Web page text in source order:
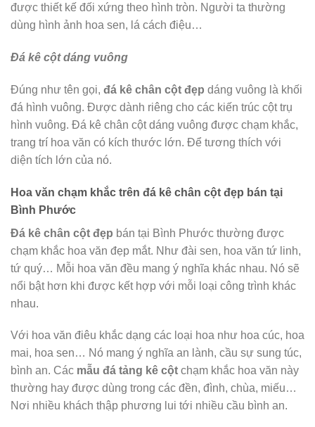
được thiết kế đối xứng theo hình tròn. Người ta thường
dùng hình ảnh hoa sen, lá cách điệu…
Đá kê cột dáng vuông
Đúng như tên gọi, đá kê chân cột đẹp dáng vuông là khối
đá hình vuông. Được dành riêng cho các kiến trúc cột trụ
hình vuông. Đá kê chân cột dáng vuông được chạm khắc,
trang trí hoa văn có kích thước lớn. Để tương thích với
diện tích lớn của nó.
Hoa văn chạm khắc trên đá kê chân cột đẹp bán tại
Bình Phước
Đá kê chân cột đẹp bán tại Bình Phước thường được
chạm khắc hoa văn đẹp mắt. Như đài sen, hoa văn tứ linh,
tứ quý… Mỗi hoa văn đều mang ý nghĩa khác nhau. Nó sẽ
nổi bật hơn khi được kết hợp với mỗi loại công trình khác
nhau.
Với hoa văn điêu khắc dạng các loại hoa như hoa cúc, hoa
mai, hoa sen… Nó mang ý nghĩa an lành, cầu sự sung túc,
bình an. Các mẫu đá tảng kê cột chạm khắc hoa văn này
thường hay được dùng trong các đền, đình, chùa, miếu…
Nơi nhiều khách thập phương lui tới nhiều cầu bình an.